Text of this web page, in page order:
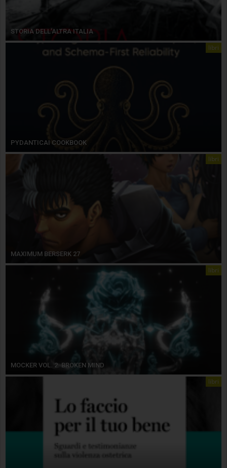
STORIA DELL’ALTRA ITALIA
libri
PYDANTICAI COOKBOOK
libri
MAXIMUM BERSERK 27
libri
MOCKER VOL. 2. BROKEN MIND
libri